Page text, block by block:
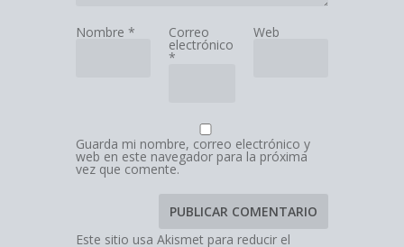
Nombre * Correo
electrónico
*
Web
Guarda mi nombre, correo electrónico y
web en este navegador para la próxima
vez que comente.
Este sitio usa Akismet para reducir el